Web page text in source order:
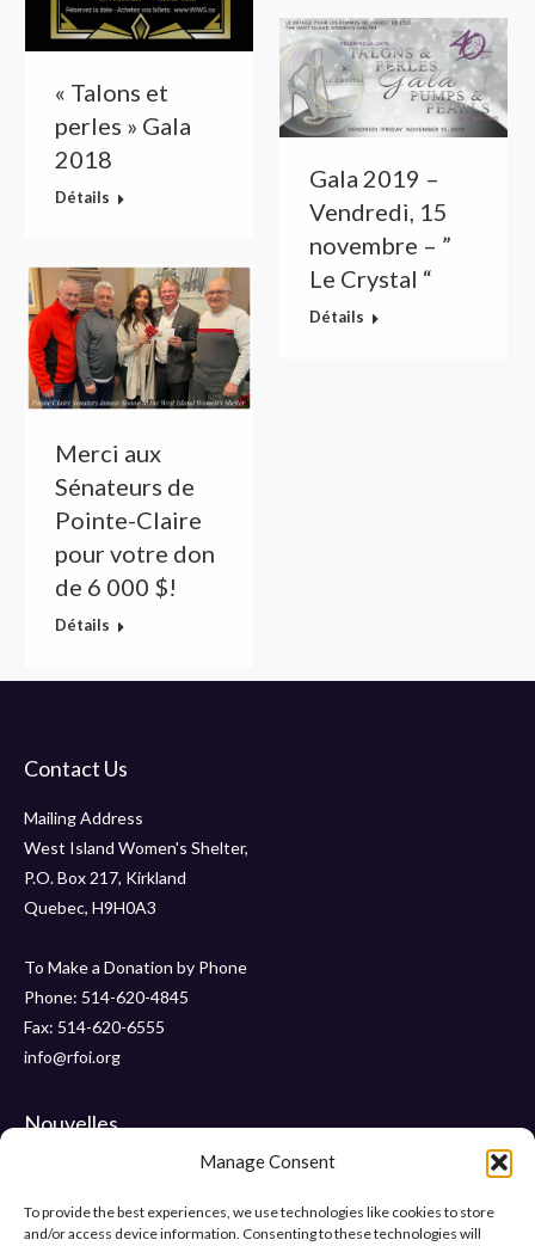
Manage Consent
To provide the best experiences, we use technologies like cookies to store
and/or access device information. Consenting to these technologies will
« Talons et
perles » Gala
2018
Détails
Gala 2019 –
Vendredi, 15
novembre – ”
Le Crystal “
Détails
Merci aux
Sénateurs de
Pointe-Claire
pour votre don
de 6 000 $!
Détails
Contact Us
Mailing Address
West Island Women's Shelter,
P.O. Box 217, Kirkland
Quebec, H9H0A3
To Make a Donation by Phone
Phone: 514-620-4845
Fax: 514-620-6555
info@rfoi.org
Nouvelles
Merci aux Sénateurs de Pointe-Claire pour votre don de 6 000 $!
Gala 2019 – Vendredi, 15 novembre – ” Le Crystal “